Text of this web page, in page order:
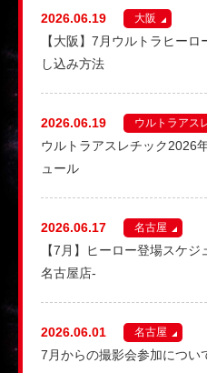
2026.06.19
【大阪】7月ウルトラヒー
し込み方法
大阪
2026.06.19
ウルトラアスレチック2026
ュール
ウルトラアス
2026.06.17
【7月】ヒーロー登場スケ
名古屋店-
名古屋
2026.06.01
7月からの撮影会参加につい
名古屋